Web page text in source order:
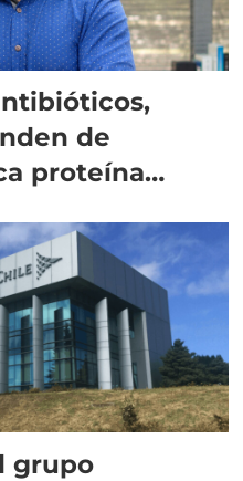
de
proteína
grupo